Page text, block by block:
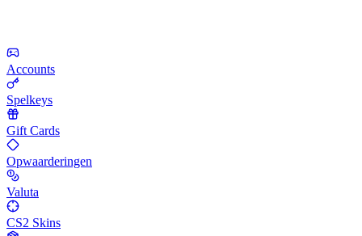
Accounts
Spelkeys
Gift Cards
Opwaarderingen
Valuta
CS2 Skins